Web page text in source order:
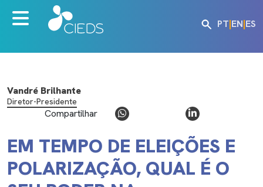
PT|EN|ES
Vandré Brilhante
Diretor-Presidente
Compartilhar
EM TEMPO DE ELEIÇÕES E
POLARIZAÇÃO, QUAL É O